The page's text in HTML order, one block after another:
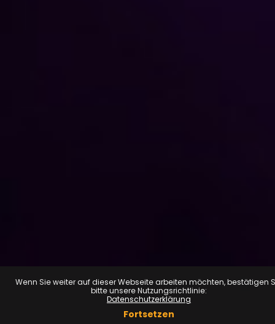
Wenn Sie weiter auf dieser Webseite arbeiten möchten, bestätigen
bitte unsere Nutzungsrichtlinie:
Datenschutzerklärung
Fortsetzen